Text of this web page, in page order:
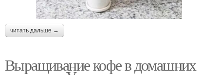
читать дальше →
Выращивание кофе в домашних